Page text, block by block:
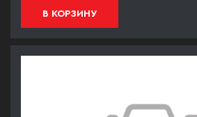
В КОРЗИНУ